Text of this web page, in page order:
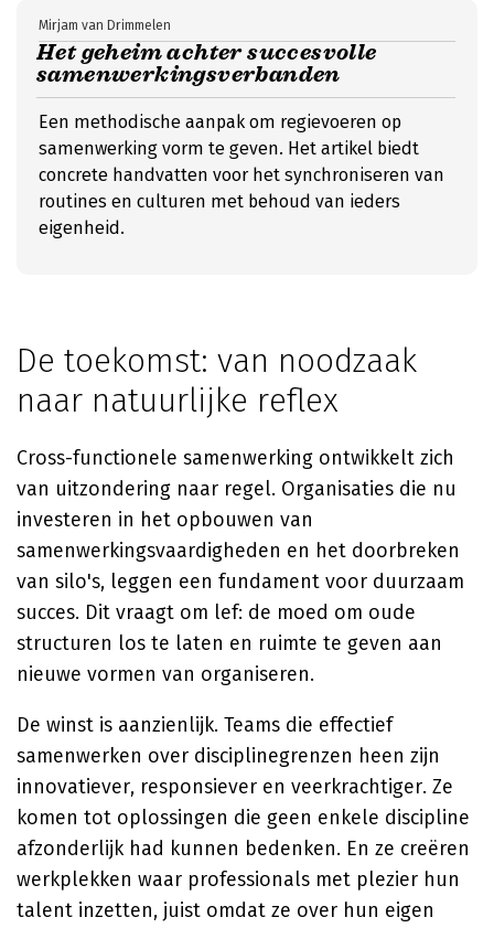
Het geheim achter succesvolle
samenwerkingsverbanden
Mirjam van Drimmelen
Een methodische aanpak om regievoeren op
samenwerking vorm te geven. Het artikel biedt
concrete handvatten voor het synchroniseren van
routines en culturen met behoud van ieders
eigenheid.
De toekomst: van noodzaak
naar natuurlijke reflex
Cross-functionele samenwerking ontwikkelt zich
van uitzondering naar regel. Organisaties die nu
investeren in het opbouwen van
samenwerkingsvaardigheden en het doorbreken
van silo's, leggen een fundament voor duurzaam
succes. Dit vraagt om lef: de moed om oude
structuren los te laten en ruimte te geven aan
nieuwe vormen van organiseren.
De winst is aanzienlijk. Teams die effectief
samenwerken over disciplinegrenzen heen zijn
innovatiever, responsiever en veerkrachtiger. Ze
komen tot oplossingen die geen enkele discipline
afzonderlijk had kunnen bedenken. En ze creëren
werkplekken waar professionals met plezier hun
talent inzetten, juist omdat ze over hun eigen